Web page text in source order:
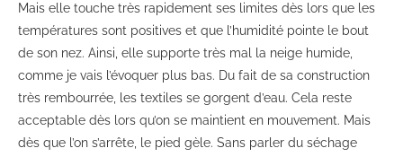
Mais elle touche très rapidement ses limites dès lors que les
températures sont positives et que l’humidité pointe le bout
de son nez. Ainsi, elle supporte très mal la neige humide,
comme je vais l’évoquer plus bas. Du fait de sa construction
très rembourrée, les textiles se gorgent d’eau. Cela reste
acceptable dès lors qu’on se maintient en mouvement. Mais
dès que l’on s’arrête, le pied gèle. Sans parler du séchage